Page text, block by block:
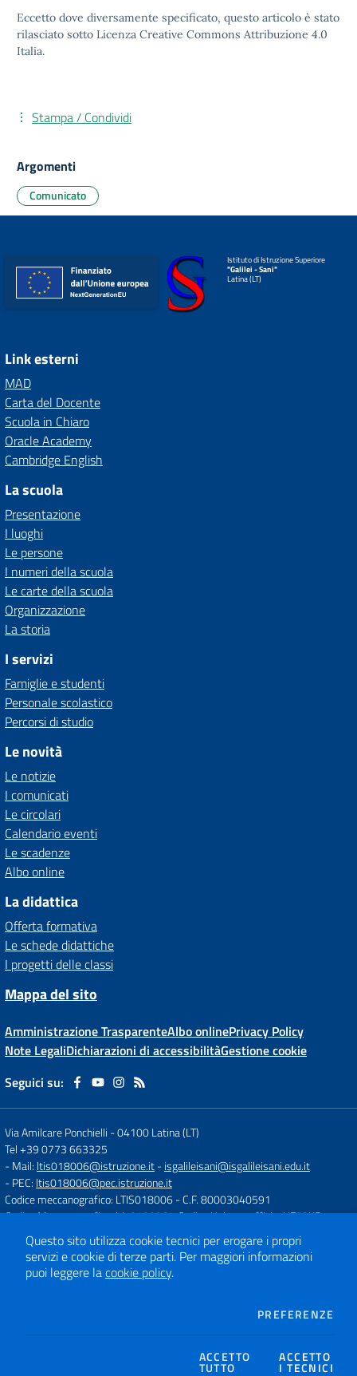
Eccetto dove diversamente specificato, questo articolo è stato
rilasciato sotto Licenza Creative Commons Attribuzione 4.0
Italia.
Stampa / Condividi
Argomenti
Comunicato
Istituto di Istruzione Superiore
"Galilei - Sani"
Latina (LT)
Link esterni
MAD
Carta del Docente
Scuola in Chiaro
Oracle Academy
Cambridge English
La scuola
Presentazione
I luoghi
Le persone
I numeri della scuola
Le carte della scuola
Organizzazione
La storia
I servizi
Famiglie e studenti
Personale scolastico
Percorsi di studio
Le novità
Le notizie
I comunicati
Le circolari
Calendario eventi
Le scadenze
Albo online
La didattica
Offerta formativa
Le schede didattiche
I progetti delle classi
Mappa del sito
Amministrazione TrasparenteAlbo onlinePrivacy Policy
Note LegaliDichiarazioni di accessibilitàGestione cookie
Seguici su:
Via Amilcare Ponchielli -04100 Latina (LT)
Tel +39 0773 663325
- Mail: ltis018006@istruzione.it-isgalileisani@isgalileisani.edu.it
- PEC: ltis018006@pec.istruzione.it
Codice meccanografico: LTIS018006- C.F. 80003040591
Codice Meccanografico: ltis018006- Codice Univoco ufficio: UF53KR
Codice IPA: ISTSC_LTIS018006
- Obiettivi di accessibilità:https://form.agid.gov.it/istsc_ltis018006/
SCUOLASTICO
Questo sito utilizza cookie tecnici per erogare i propri
servizi e cookie di terze parti. Per maggiori informazioni
puoi leggere lacookie policy.
PREFERENZE
ACCETTO
TUTTO
ACCETTO
I TECNICI